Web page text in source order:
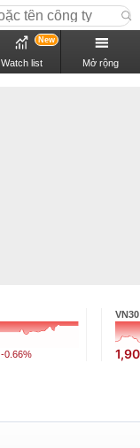
Watch list
New
Mở rộng
-0.66%
VN30